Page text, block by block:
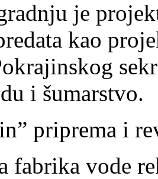
je
kao
i šumarstvo.
priprema i
fabrika vode